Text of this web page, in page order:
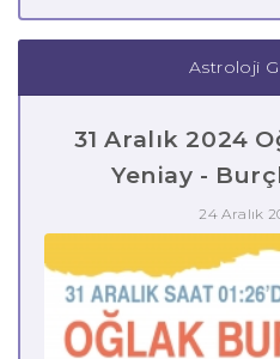
Astroloji
31 Aralık 2024
Yeniay -
24 Aralık